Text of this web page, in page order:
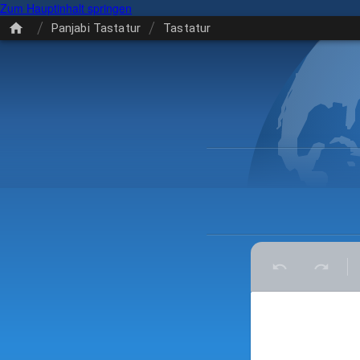
Zum Hauptinhalt springen
/ Panjabi Tastatur / Tastatur